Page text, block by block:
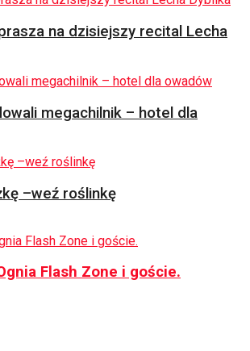
na dzisiejszy recital Lecha
megachilnik – hotel dla
–weź roślinkę
Flash Zone i goście.